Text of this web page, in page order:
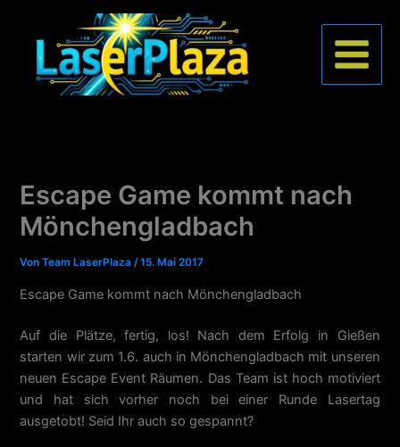
springen
Escape Game kommt nach
Mönchengladbach
VonTeam LaserPlaza/15. Mai 2017
Escape Game kommt nach Mönchengladbach
Auf die Plätze, fertig, los! Nach dem Erfolg in Gießen
starten wir zum 1.6. auch in Mönchengladbach mit unseren
neuen Escape Event Räumen. Das Team ist hoch motiviert
und hat sich vorher noch bei einer Runde Lasertag
ausgetobt! Seid Ihr auch so gespannt?